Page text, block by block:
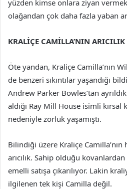
yüzden kimse onlara ziyan
olağandan çok daha fazla yaban
KRALİÇE CAMİLLA’NIN ARICILIK
Öte yandan, Kraliçe Camilla’nın
de benzeri sıkıntılar yaşandığı
Andrew Parker Bowles’tan
aldığı Ray Mill House isimli
nedeniyle zorluk yaşamıştı.
Bilindiği üzere Kraliçe
arıcılık. Sahip olduğu
emelli satışa çıkarılıyor. Lakin
ilgilenen tek kişi Camilla değil.